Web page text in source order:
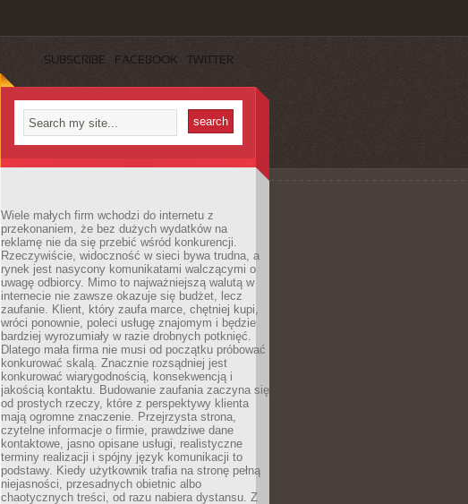
SUBSCRIBE FACEBOOK TWITTER
Wiele małych firm wchodzi do internetu z
przekonaniem, że bez dużych wydatków na
reklamę nie da się przebić wśród konkurencji.
Rzeczywiście, widoczność w sieci bywa trudna, a
rynek jest nasycony komunikatami walczącymi o
uwagę odbiorcy. Mimo to najważniejszą walutą w
internecie nie zawsze okazuje się budżet, lecz
zaufanie. Klient, który zaufa marce, chętniej kupi,
wróci ponownie, poleci usługę znajomym i będzie
bardziej wyrozumiały w razie drobnych potknięć.
Dlatego mała firma nie musi od początku próbować
konkurować skalą. Znacznie rozsądniej jest
konkurować wiarygodnością, konsekwencją i
jakością kontaktu. Budowanie zaufania zaczyna się
od prostych rzeczy, które z perspektywy klienta
mają ogromne znaczenie. Przejrzysta strona,
czytelne informacje o firmie, prawdziwe dane
kontaktowe, jasno opisane usługi, realistyczne
terminy realizacji i spójny język komunikacji to
podstawy. Kiedy użytkownik trafia na stronę pełną
niejasności, przesadnych obietnic albo
chaotycznych treści, od razu nabiera dystansu. Z